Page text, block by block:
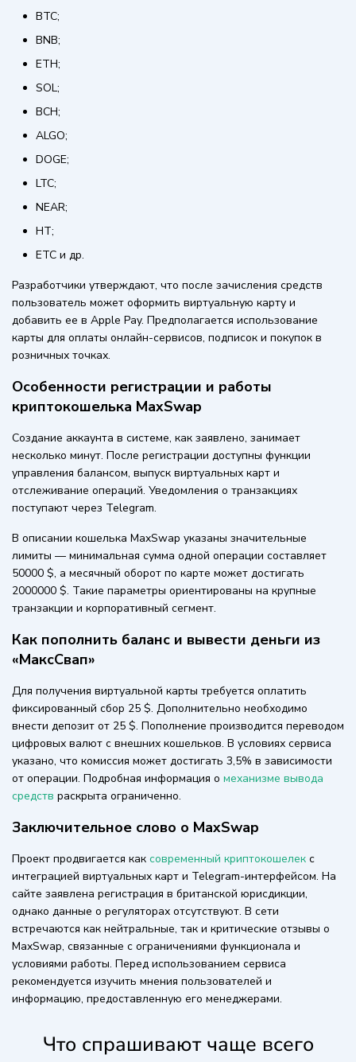
BTC;
BNB;
ETH;
SOL;
BCH;
ALGO;
DOGE;
LTC;
NEAR;
HT;
ETC и др.
Разработчики утверждают, что после зачисления средств
пользователь может оформить виртуальную карту и
добавить ее в Apple Pay. Предполагается использование
карты для оплаты онлайн-сервисов, подписок и покупок в
розничных точках.
Особенности регистрации и работы
криптокошелька MaxSwap
Создание аккаунта в системе, как заявлено, занимает
несколько минут. После регистрации доступны функции
управления балансом, выпуск виртуальных карт и
отслеживание операций. Уведомления о транзакциях
поступают через Telegram.
В описании кошелька MaxSwap указаны значительные
лимиты — минимальная сумма одной операции составляет
50000 $, а месячный оборот по карте может достигать
2000000 $. Такие параметры ориентированы на крупные
транзакции и корпоративный сегмент.
Как пополнить баланс и вывести деньги из
«МаксСвап»
Для получения виртуальной карты требуется оплатить
фиксированный сбор 25 $. Дополнительно необходимо
внести депозит от 25 $. Пополнение производится переводом
цифровых валют с внешних кошельков. В условиях сервиса
указано, что комиссия может достигать 3,5% в зависимости
от операции. Подробная информация о механизме вывода
средств раскрыта ограниченно.
Заключительное слово о MaxSwap
Проект продвигается как современный криптокошелек с
интеграцией виртуальных карт и Telegram-интерфейсом. На
сайте заявлена регистрация в британской юрисдикции,
однако данные о регуляторах отсутствуют. В сети
встречаются как нейтральные, так и критические отзывы о
MaxSwap, связанные с ограничениями функционала и
условиями работы. Перед использованием сервиса
рекомендуется изучить мнения пользователей и
информацию, предоставленную его менеджерами.
Что спрашивают чаще всего